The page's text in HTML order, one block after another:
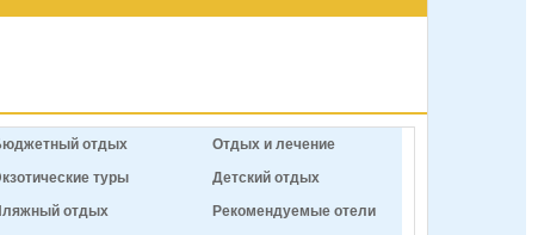
отдых
Отдых и лечение
туры
Детский отдых
отдых
Рекомендуемые отели